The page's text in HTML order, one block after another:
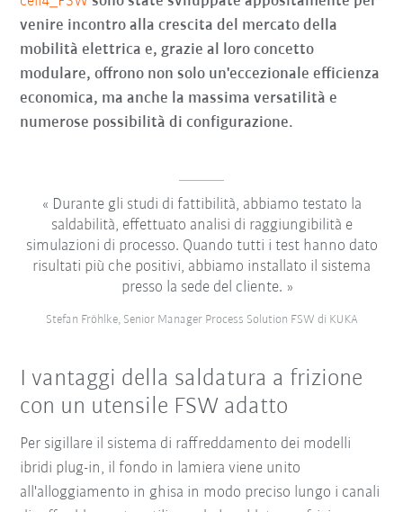
venire incontro alla crescita del mercato della
mobilità elettrica e, grazie al loro concetto
modulare, offrono non solo un'eccezionale efficienza
economica, ma anche la massima versatilità e
numerose possibilità di configurazione.
Durante gli studi di fattibilità, abbiamo testato la
saldabilità, effettuato analisi di raggiungibilità e
simulazioni di processo. Quando tutti i test hanno dato
risultati più che positivi, abbiamo installato il sistema
presso la sede del cliente.
Stefan Fröhlke, Senior Manager Process Solution FSW di KUKA
I vantaggi della saldatura a frizione
con un utensile FSW adatto
Per sigillare il sistema di raffreddamento dei modelli
ibridi plug-in, il fondo in lamiera viene unito
all'alloggiamento in ghisa in modo preciso lungo i canali